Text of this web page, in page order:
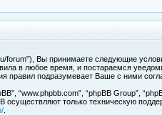
Вы принимаете следующие
в любое время, и постараемся
правил подразумевает Ваше с ними
“www.phpbb.com”, “phpBB Group”,
осуществляют только техническую